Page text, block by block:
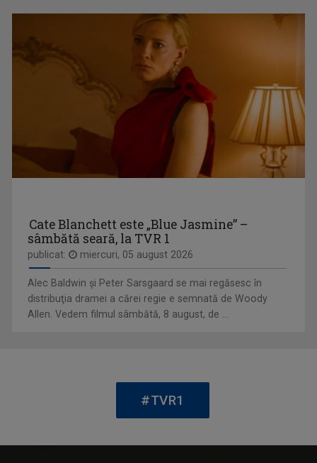
„Salutare, salutare la toată lumea!”, spune, ...
TELEJURNAL
Află ce s-a întâmplat relevant pentru viaţa ...
TELEENCICLOPEDIA
DANA IANCU
Prezență caldă și energică, Dana Iancu ...
Cate Blanchett este „Blue Jasmine” –
sâmbătă seară, la TVR 1
publicat: miercuri, 05 august 2026
Alec Baldwin şi Peter Sarsgaard se mai regăsesc în
distribuţia dramei a cărei regie e semnată de Woody
Allen. Vedem filmul sâmbătă, 8 august, de ...
#TVR1